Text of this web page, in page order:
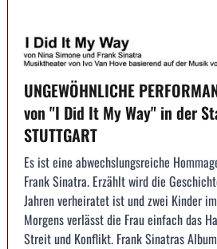
UNGEWÖHNLICHE
von "I Did It My Way" in der
STUTTGART
Es ist eine abwechslungsreiche
Frank Sinatra. Erzählt wird die
Jahren verheiratet ist und zwei Kinder
Morgens verlässt die Frau einfach das
Streit und Konflikt. Frank Sinatras